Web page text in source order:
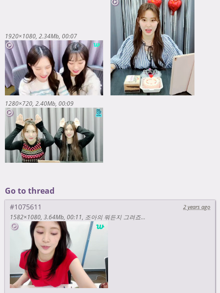
1920×1080 2.34Mb 00:07
1280×720 2.40Mb 00:09
Go to thread
#1075611
2 years ago
1582×1080 3.64Mb 00:11 조아의 뭐든지 그려죠 💄✨ (기념일편) [2-141437227]